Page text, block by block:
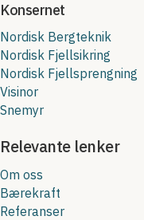
Konsernet
Nordisk Bergteknik
Nordisk Fjellsikring
Nordisk Fjellsprengning
Visinor
Snemyr
Relevante lenker
Om oss
Bærekraft
Referanser